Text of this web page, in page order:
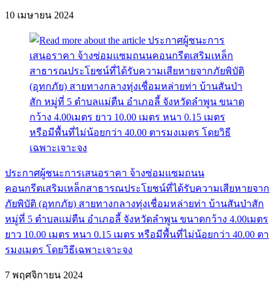
10 เมษายน 2024
ประกาศผู้ชนะการเสนอราคา จ้างซ่อมเเซมถนน
คอนกรีตเสริมเหล็กสาธารณประโยชน์ที่ได้รับความเสียหายจาก
ภัยพิบัติ (อุทกภัย) สายทางกลางทุ่งเชื่อมหล่ายท่า บ้านสันป่าสัก
หมู่ที่ 5 ตำบลเเม่ตืน อำเภอลี้ จังหวัดลำพูน ขนาดกว้าง 4.00เมตร
ยาว 10.00 เมตร หนา 0.15 เมตร หรือมีพื้นที่ไม่น้อยกว่า 40.00 ตา
รมงเมตร โดยวิธีเฉพาะเจาะจง
7 พฤศจิกายน 2024